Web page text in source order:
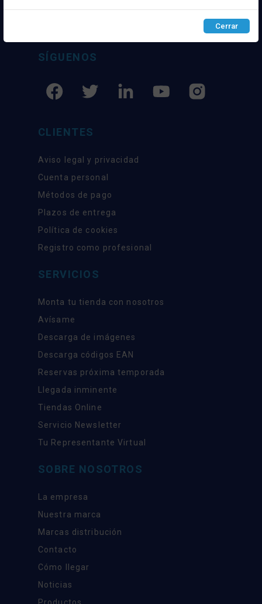
experiencia como proveedor de los mejores
SÍGUENOS
CLIENTES
Aviso legal y privacidad
Cuenta personal
Métodos de pago
Plazos de entrega
Política de cookies
Registro como profesional
SERVICIOS
Monta tu tienda con nosotros
Avísame
Descarga de imágenes
Descarga códigos EAN
Reservas próxima temporada
Llegada inminente
Tiendas Online
Servicio Newsletter
Tu Representante Virtual
SOBRE NOSOTROS
La empresa
Nuestra marca
Marcas distribución
Contacto
Cómo llegar
Noticias
Productos
Configurar Rechazar ACEPTAR
Cerrar